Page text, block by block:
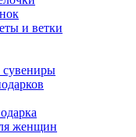
и ветки
сувениры
женщин